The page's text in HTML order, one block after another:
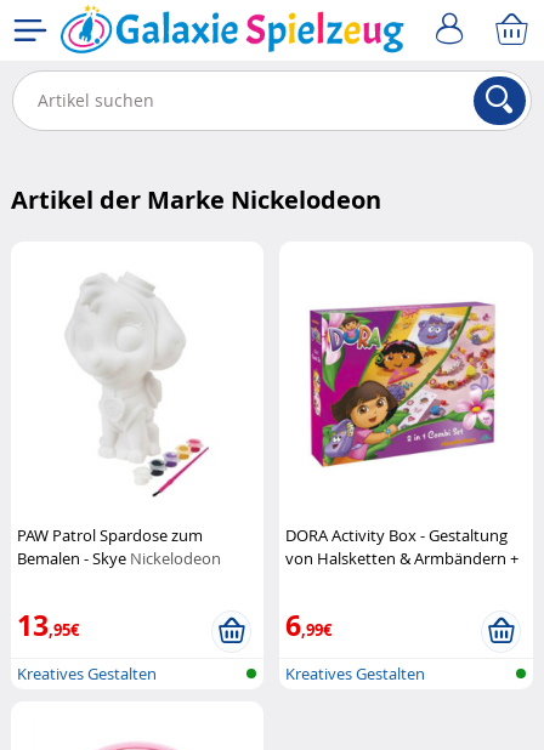
Artikel der Marke Nickelodeon
PAW Patrol Spardose zum
Bemalen - Skye Nickelodeon
13,95€
Kreatives Gestalten
DORA Activity Box - Gestaltung
von Halsketten & Armbändern +
6,99€
Kreatives Gestalten